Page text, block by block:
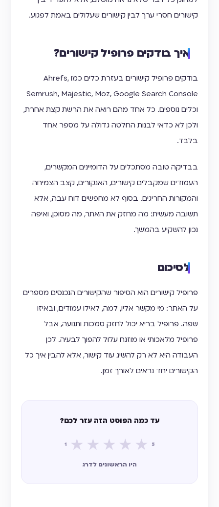
קישורים חסרי ערך לבין קישורים שעלולים באמת לפגוע.
איך בודקים פרופיל קישורים?
בודקים פרופיל קישורים בעזרת כלים כמו Ahrefs,
Semrush, Majestic, Moz, Google Search Console
וכלים נוספים. כל אחד מהם רואה את הרשת קצת אחרת,
ולכן לא כדאי לבנות החלטה גדולה על מספר אחד
בלבד.
בבדיקה טובה מסתכלים על הדומיינים המקשרים,
העמודים שמקבלים קישורים, האנקורים, קצב הצמיחה
והמקורות החריגים. בסוף לא מחפשים דוח עבה, אלא
תשובה מעשית: מה מחזק את האתר, מה מסוכן, ואיפה
נכון להשקיע בהמשך.
לסיכום
פרופיל קישורים הוא הסיפור שהקישורים הנכנסים מספרים
על האתר: מי מקשר אליו, למה, לאילו עמודים, ובאיזו
שפה. פרופיל בריא יכול לחזק סמכות ותנועה, אבל
פרופיל מלאכותי או מוזנח עלול להפוך לבעיה. לכן
העבודה היא לא רק להשיג עוד קישור, אלא להבין איך כל
הקישורים יחד נראים לאורך זמן.
עד כמה הפוסט הזה עזר לכם?
1 ★ ★ ★ ★ ★ 5
היו הראשונים לדרג